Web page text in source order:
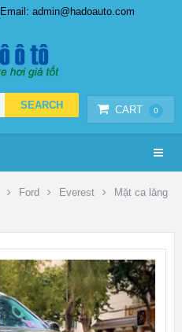
Email: admin@hadoauto.com
CART 0
Ford Everest
Mặt ca lăng